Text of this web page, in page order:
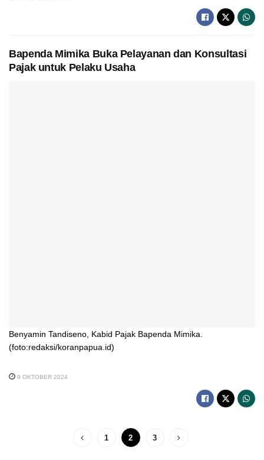
Bapenda Mimika Buka Pelayanan dan Konsultasi
Pajak untuk Pelaku Usaha
Benyamin Tandiseno, Kabid Pajak Bapenda Mimika.
(foto:redaksi/koranpapua.id)
9 OKTOBER 2024
1 2 3